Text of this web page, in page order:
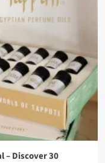
– Discover 30